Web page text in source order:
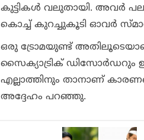
കുട്ടികൾ വലുതായി. അവർ പല
കൊച്ച് കുറച്ചുകൂടി ഓവർ
ഒരു ട്രോമയുണ്ട്
സൈക്യാട്രിക് ഡിസോർഡറും
എല്ലാത്തിനും താനാണ്
അദ്ദേഹം പറഞ്ഞു.